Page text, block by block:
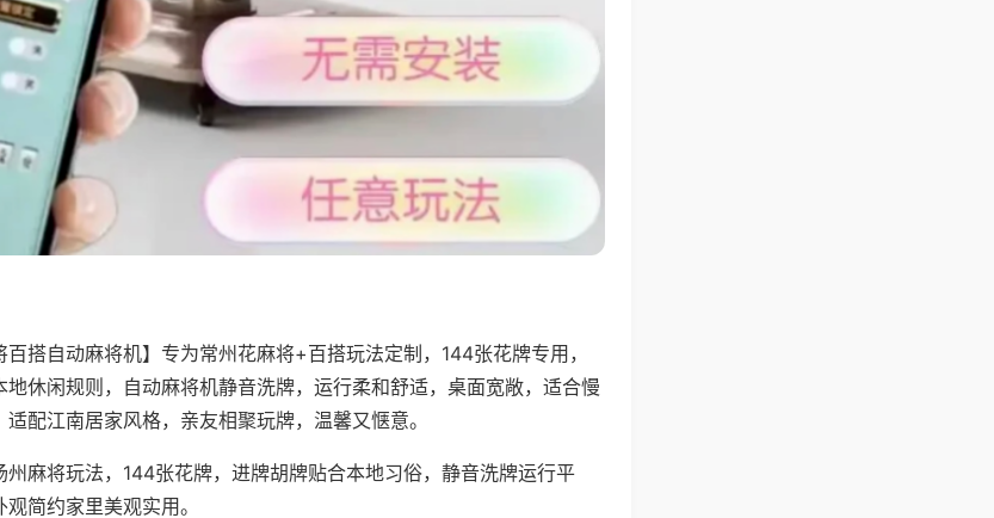
百搭自动麻将机】专为常州花麻将+百搭玩法定制，144张花牌专用，
休闲规则，自动麻将机静音洗牌，运行柔和舒适，桌面宽敞，适合慢
配江南居家风格，亲友相聚玩牌，温馨又惬意。
州麻将玩法，144张花牌，进牌胡牌贴合本地习俗，静音洗牌运行平
简约家里美观实用。